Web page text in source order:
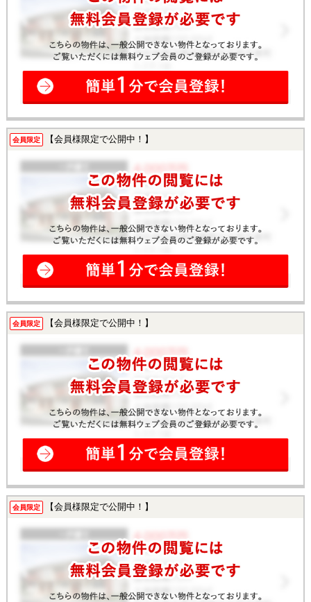
会員限定 【会員様限定で公開中！】
会員限定 【会員様限定で公開中！】
会員限定 【会員様限定で公開中！】